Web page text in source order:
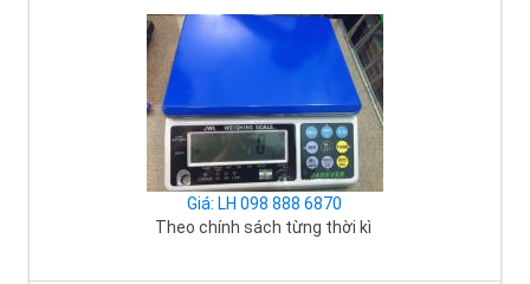
Giá: LH 098 888 6870
Theo chính sách từng thời kì